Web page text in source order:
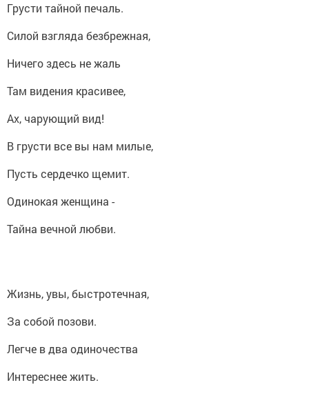
Грусти тайной печаль.
Силой взгляда безбрежная,
Ничего здесь не жаль
Там видения красивее,
Ах, чарующий вид!
В грусти все вы нам милые,
Пусть сердечко щемит.
Одинокая женщина -
Тайна вечной любви.
Жизнь, увы, быстротечная,
За собой позови.
Легче в два одиночества
Интереснее жить.